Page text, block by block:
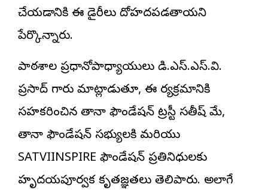
చేయడానికి ఈ డైరీలు దోహదపడతాయని
పేర్కొన్నారు.
పాఠశాల ప్రధానోపాధ్యాయులు డి.ఎస్.ఎస్.వి.
ప్రసాద్ గారు మాట్లాడుతూ, ఈ కార్యక్రమానికి
సహకరించిన తానా ఫౌండేషన్ ట్రస్టీ సతీష్ మేకా,
తానా ఫౌండేషన్ సభ్యులకి మరియు
SATVIINSPIRE ఫౌండేషన్ ప్రతినిధులకు
హృదయపూర్వక కృతజ్ఞతలు తెలిపారు. అలాగే